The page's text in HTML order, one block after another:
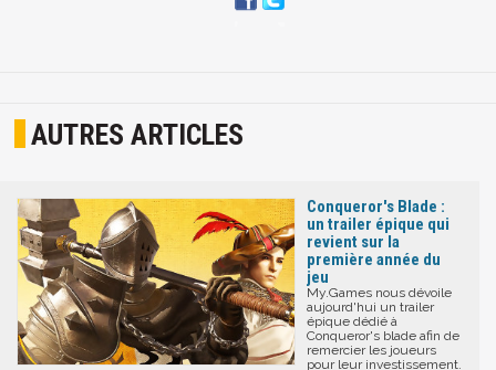
AUTRES ARTICLES
Conqueror's Blade :
un trailer épique qui
revient sur la
première année du
jeu
My.Games nous dévoile
aujourd'hui un trailer
épique dédié à
Conqueror's blade afin de
remercier les joueurs
pour leur investissement.